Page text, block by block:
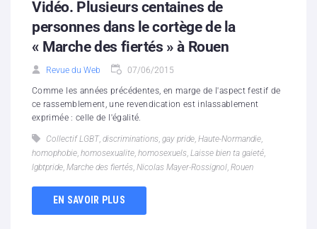
Vidéo. Plusieurs centaines de
personnes dans le cortège de la
« Marche des fiertés » à Rouen
Revue du Web 07/06/2015
Comme les années précédentes, en marge de l'aspect festif de
ce rassemblement, une revendication est inlassablement
exprimée : celle de l'égalité.
Collectif LGBT, discriminations gay pride Haute-Normandie
homophobie homosexualite homosexuels Laisse bien ta gaieté
lgbtpride Marche des fiertés Nicolas Mayer-Rossignol Rouen
EN SAVOIR PLUS